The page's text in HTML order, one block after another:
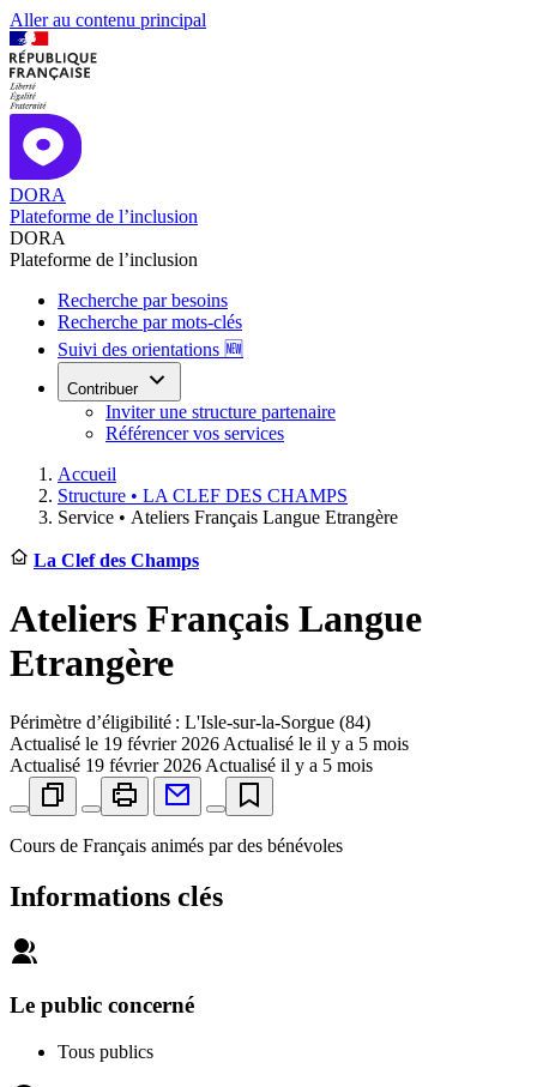
Aller au contenu principal
DORA
Plateforme de l’inclusion
DORA
Plateforme de l’inclusion
Recherche par besoins
Recherche par mots-clés
Suivi des orientations 🆕
Contribuer
Inviter une structure partenaire
Référencer vos services
Accueil
Structure • LA CLEF DES CHAMPS
Service • Ateliers Français Langue Etrangère
La Clef des Champs
Ateliers Français Langue
Etrangère
Périmètre d’éligibilité : L'Isle-sur-la-Sorgue (84)
Actualisé le 19 février 2026 Actualisé le il y a 5 mois
Actualisé 19 février 2026 Actualisé il y a 5 mois
Cours de Français animés par des bénévoles
Informations clés
Le public concerné
Tous publics